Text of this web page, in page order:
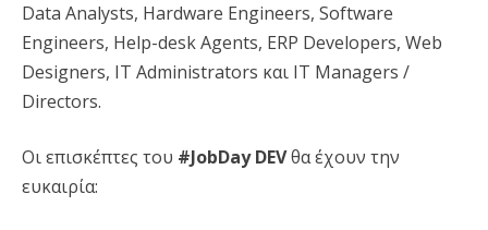
Data Analysts, Hardware Engineers, Software
Engineers, Help-desk Agents, ERP Developers, Web
Designers, IT Administrators και IT Managers /
Directors.
Οι επισκέπτες του #JobDay DEVθα έχουν την
ευκαιρία: